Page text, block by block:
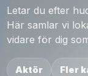
Letar du efter
Här samlar vi
vidare för dig
Aktör Fler